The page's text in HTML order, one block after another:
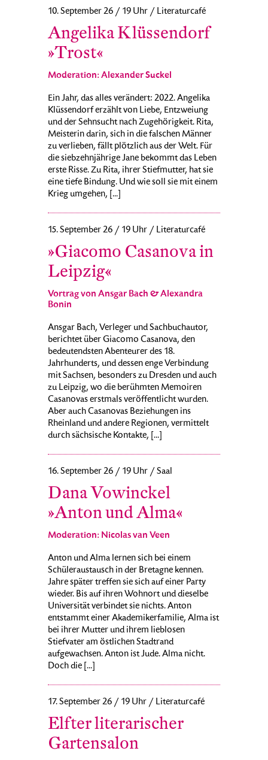
10. September 26 / 19 Uhr / Literaturcafé
Angelika Klüssendorf
»Trost«
Moderation: Alexander Suckel
Ein Jahr, das alles verändert: 2022. Angelika
Klüssendorf erzählt von Liebe, Entzweiung
und der Sehnsucht nach Zugehörigkeit. Rita,
Meisterin darin, sich in die falschen Männer
zu verlieben, fällt plötzlich aus der Welt. Für
die siebzehnjährige Jane bekommt das Leben
erste Risse. Zu Rita, ihrer Stiefmutter, hat sie
eine tiefe Bindung. Und wie soll sie mit einem
Krieg umgehen, [...]
15. September 26 / 19 Uhr / Literaturcafé
»Giacomo Casanova in
Leipzig«
Vortrag von Ansgar Bach & Alexandra
Bonin
Ansgar Bach, Verleger und Sachbuchautor,
berichtet über Giacomo Casanova, den
bedeutendsten Abenteurer des 18.
Jahrhunderts, und dessen enge Verbindung
mit Sachsen, besonders zu Dresden und auch
zu Leipzig, wo die berühmten Memoiren
Casanovas erstmals veröffentlicht wurden.
Aber auch Casanovas Beziehungen ins
Rheinland und andere Regionen, vermittelt
durch sächsische Kontakte, [...]
16. September 26 / 19 Uhr / Saal
Dana Vowinckel
»Anton und Alma«
Moderation: Nicolas van Veen
Anton und Alma lernen sich bei einem
Schüleraustausch in der Bretagne kennen.
Jahre später treffen sie sich auf einer Party
wieder. Bis auf ihren Wohnort und dieselbe
Universität verbindet sie nichts. Anton
entstammt einer Akademikerfamilie, Alma ist
bei ihrer Mutter und ihrem lieblosen
Stiefvater am östlichen Stadtrand
aufgewachsen. Anton ist Jude. Alma nicht.
Doch die [...]
17. September 26 / 19 Uhr / Literaturcafé
Elfter literarischer
Gartensalon